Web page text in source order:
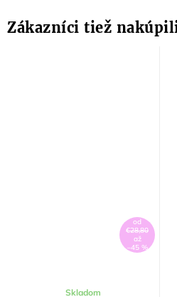
od
€28,80
až
–45 %
Skladom